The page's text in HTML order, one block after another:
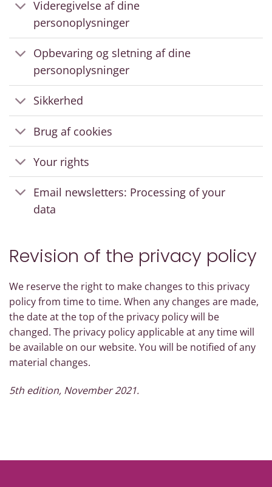
Videregivelse af dine
personoplysninger
Opbevaring og sletning af dine
personoplysninger
Sikkerhed
Brug af cookies
Your rights
Email newsletters: Processing of your
data
Revision of the privacy policy
We reserve the right to make changes to this privacy
policy from time to time. When any changes are made,
the date at the top of the privacy policy will be
changed. The privacy policy applicable at any time will
be available on our website. You will be notified of any
material changes.
5th edition, November 2021.